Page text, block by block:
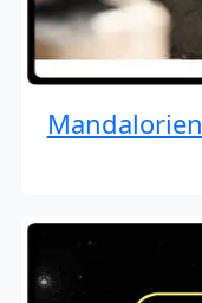
Mandalorien